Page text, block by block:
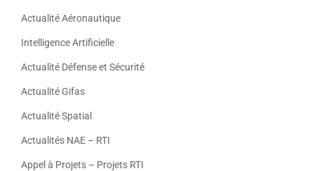
Actualité Aéronautique
Intelligence Artificielle
Actualité Défense et Sécurité
Actualité Gifas
Actualité Spatial
Actualités NAE – RTI
Appel à Projets – Projets RTI